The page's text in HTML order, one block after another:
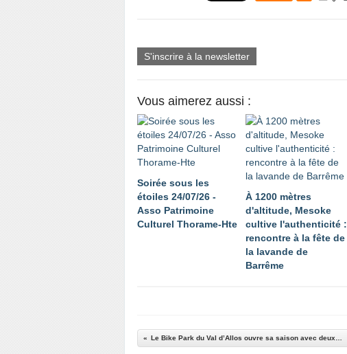
S'inscrire à la newsletter
Vous aimerez aussi :
Soirée sous les
étoiles 24/07/26 -
Asso Patrimoine
Culturel Thorame-Hte
À 1200 mètres
d'altitude, Mesoke
cultive l'authenticité :
rencontre à la fête de
la lavande de
Barrême